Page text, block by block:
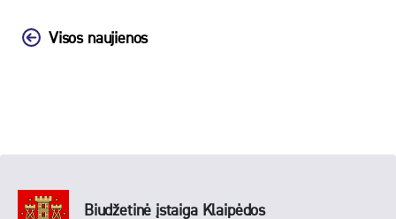
Visos naujienos
Biudžetinė įstaiga Klaipėdos